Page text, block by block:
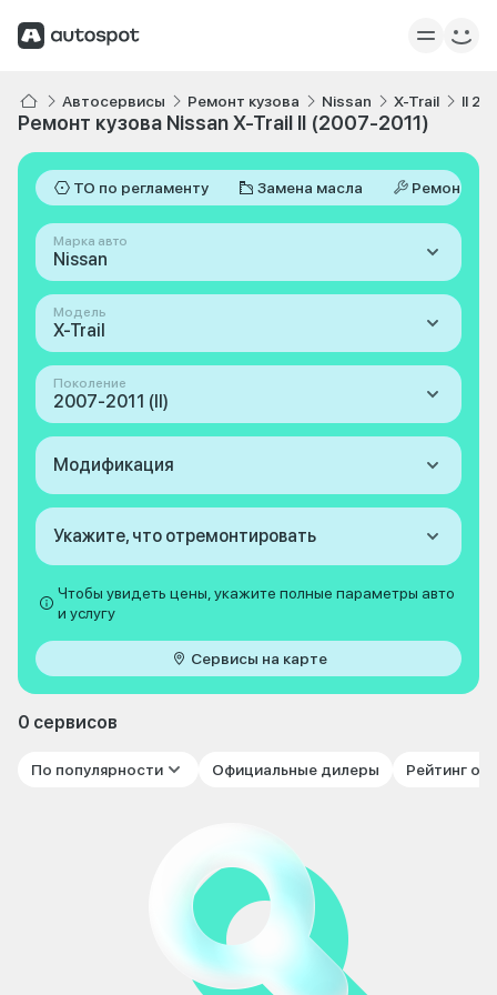
Автосервисы Ремонт кузова Nissan X-Trail II
Ремонт кузова Nissan X-Trail II (2007-2011)
ТО по регламенту Замена масла Ремонт
Марка авто
Nissan
Модель
X-Trail
Поколение
2007-2011 (II)
Модификация
Укажите, что отремонтировать
Чтобы увидеть цены, укажите полные параметры авто
и услугу
Сервисы на карте
0 сервисов
По популярности Официальные дилеры Рейтинг